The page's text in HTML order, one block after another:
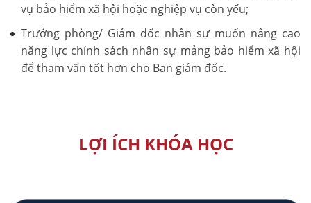
vụ bảo hiểm xã hội hoặc nghiệp vụ còn yếu;
Trưởng phòng/ Giám đốc nhân sự muốn nâng cao
năng lực chính sách nhân sự mảng bảo hiểm xã hội
để tham vấn tốt hơn cho Ban giám đốc.
LỢI ÍCH KHÓA HỌC